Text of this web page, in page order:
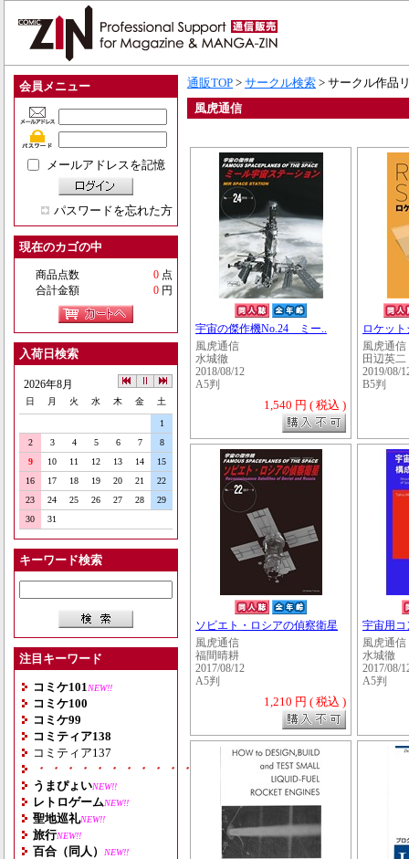
会員メニュー
メールアドレスを記憶
パスワードを忘れた方
現在のカゴの中
商品点数 0 点
合計金額
0 円
入荷日検索
2026年8月
日 月 火 水 木 金 土
1
2
3 4 5 6 7
8
9
10 11 12 13 14
15
16
17 18 19 20 21
22
23
24 25 26 27 28
29
30
31
キーワード検索
注目キーワード
コミケ101 NEW!!
コミケ100
コミケ99
コミティア138
コミティア137
・・・・・・・・・・・・・・・・・・・
うまぴょいNEW!!
レトロゲームNEW!!
聖地巡礼NEW!!
旅行NEW!!
百合（同人） NEW!!
通販TOP > サークル検索 > サークル作品
風虎通信
宇宙の傑作機No.24 ミー..
風虎通信
水城徹
2018/08/12
A5判
1,540 円 ( 税込 )
ロケッ
風虎通信
田辺英二
2019/08/
B5判
ソビエト・ロシアの偵察衛星
風虎通信
福間晴耕
2017/08/12
A5判
1,210 円 ( 税込 )
宇宙用コ
風虎通信
水城徹
2017/08/
A5判